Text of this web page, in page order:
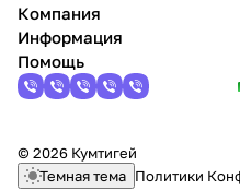
Компания
Информация
Помощь
© 2026 Кумтигей
Темная тема Политики